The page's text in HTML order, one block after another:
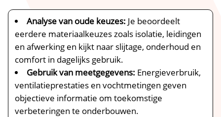
Analyse van oude keuzes: Je beoordeelt
eerdere materiaalkeuzes zoals isolatie, leidingen
en afwerking en kijkt naar slijtage, onderhoud en
comfort in dagelijks gebruik.​
Gebruik van meetgegevens: Energieverbruik,
ventilatieprestaties en vochtmetingen geven
objectieve informatie om toekomstige
verbeteringen te onderbouwen.​